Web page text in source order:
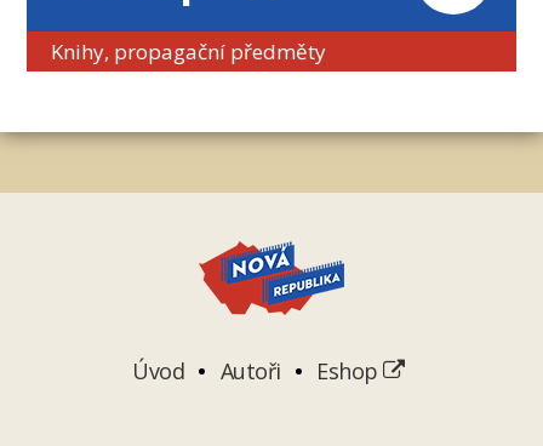
Knihy, propagační předměty
Úvod Autoři Eshop